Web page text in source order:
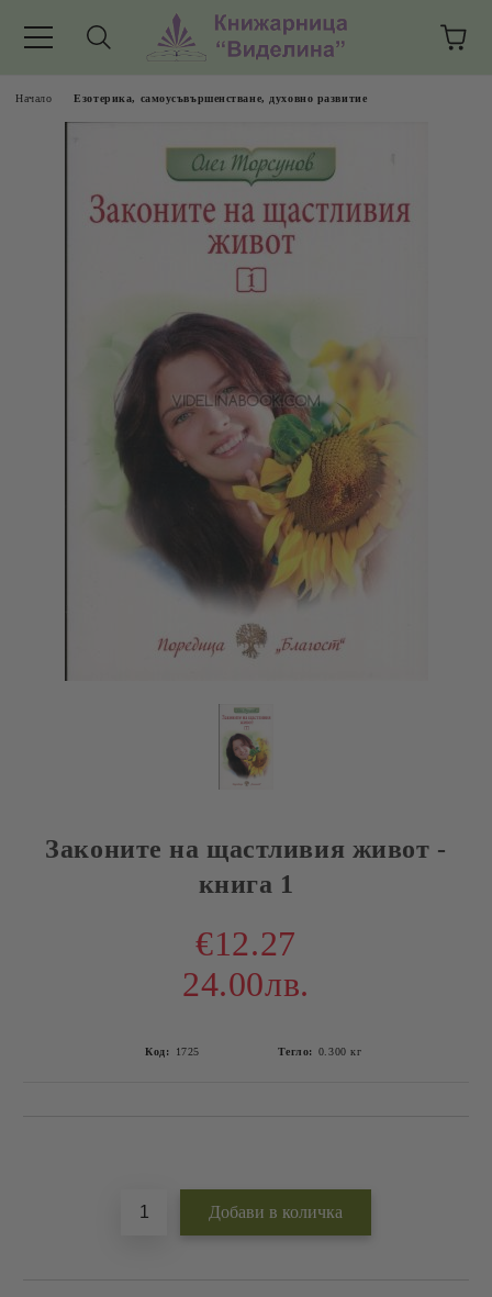
Начало Езотерика, самоусъвършенстване, духовно развитие
Законите на щастливия живот -
книга 1
€12.27
24.00лв.
Код: 1725 Тегло: 0.300 кг